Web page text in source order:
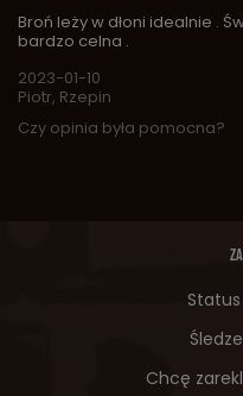
Broń leży w dłoni idealnie .
bardzo celna .
2023-01-10
Piotr, Rzepin
Czy opinia była pomocna?
Chcę